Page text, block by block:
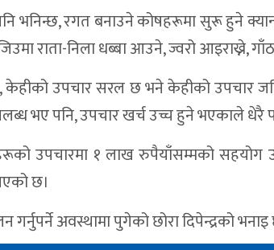
भनिन्छ, रगत बनाउने कोषहरूमा सुरू हुने
जिउमा राता-निला धब्बा आउने, ज्वरो
केहीको उपचार सरल छ भने केहीको उपचार
भए पनि, उपचार खर्च उच्च हुने भएकाले धेरै
उपचारमा १ लाख रुपैयाँसम्मको
छ।
अवस्थामा पुगेको छोरा दिपेन्द्रको भनाइ